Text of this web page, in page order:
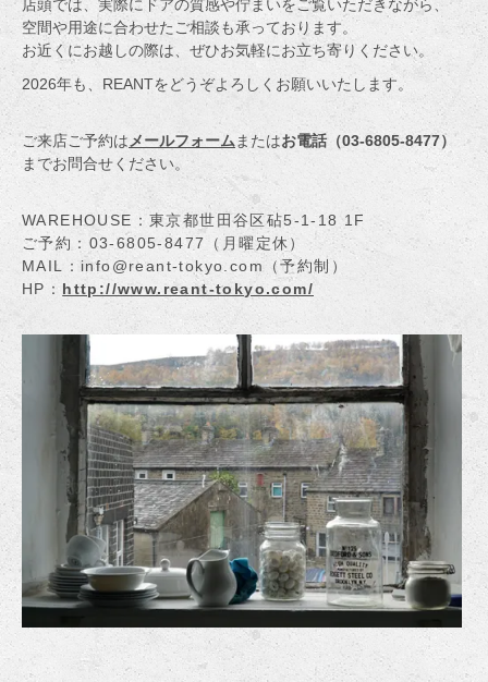
店頭では、実際にドアの質感や佇まいをご覧いただきながら、
空間や用途に合わせたご相談も承っております。
お近くにお越しの際は、ぜひお気軽にお立ち寄りください。
2026年も、REANTをどうぞよろしくお願いいたします。
ご来店ご予約は メールフォーム またはお電話（03-6805-8477）
までお問合せください。
WAREHOUSE：東京都世田谷区砧5-1-18 1F
ご予約：03-6805-8477（月曜定休）
MAIL：info@reant-tokyo.com（予約制）
HP： http://www.reant-tokyo.com/